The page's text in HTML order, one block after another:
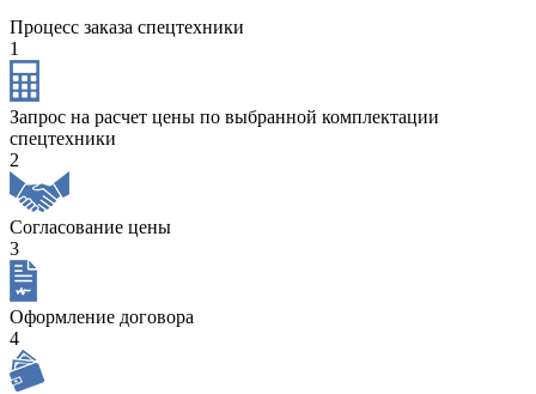
Процесс заказа спецтехники
1
Запрос на расчет цены по выбранной комплектации
спецтехники
2
Согласование цены
3
Оформление договора
4